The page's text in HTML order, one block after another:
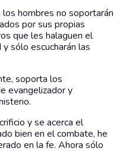
hombres no soportarán
por sus propias
que les halaguen el
sólo escucharán las
soporta los
evangelizador y
y se acerca el
bien en el combate, he
en la fe. Ahora sólo